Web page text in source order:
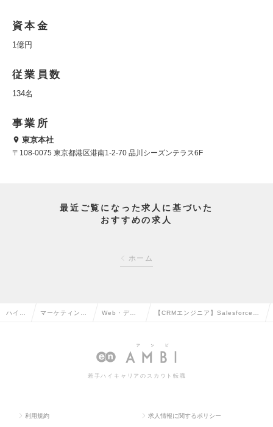
資本金
1億円
従業員数
134名
事業所
東京本社
〒108-0075 東京都港区港南1-2-70 品川シーズンテラス6F
最近ご覧になった求人に基づいた
おすすめの求人
ホーム
ハイク マーケティン Web・デジ
ティングの
【CRMエンジニア】Salesforce×
ムで顧客体験を最適化の求人情報
若手ハイキャリアのスカウト転職
利用規約 求人情報に関するポリシー